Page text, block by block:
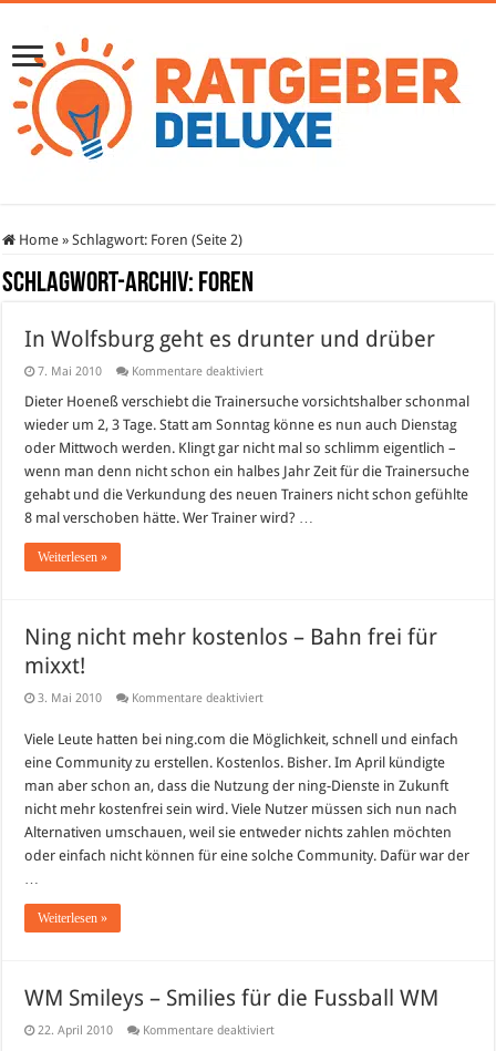
Home » Schlagwort: Foren (Seite 2)
Schlagwort-Archiv: Foren
In Wolfsburg geht es drunter und drüber
7. Mai 2010 Kommentare deaktiviertfür
Wolfsburg
es
drunter
und
drüber
Dieter Hoeneß verschiebt die Trainersuche vorsichtshalber schonmal
wieder um 2, 3 Tage. Statt am Sonntag könne es nun auch Dienstag
oder Mittwoch werden. Klingt gar nicht mal so schlimm eigentlich –
wenn man denn nicht schon ein halbes Jahr Zeit für die Trainersuche
gehabt und die Verkundung des neuen Trainers nicht schon gefühlte
8 mal verschoben hätte. Wer Trainer wird? …
Weiterlesen »
Ning nicht mehr kostenlos – Bahn frei für
mixxt!
3. Mai 2010 Kommentare deaktiviertfür
mehr
kostenlos
–
Bahn
frei
für
mixxt!
Viele Leute hatten bei ning.com die Möglichkeit, schnell und einfach
eine Community zu erstellen. Kostenlos. Bisher. Im April kündigte
man aber schon an, dass die Nutzung der ning-Dienste in Zukunft
nicht mehr kostenfrei sein wird. Viele Nutzer müssen sich nun nach
Alternativen umschauen, weil sie entweder nichts zahlen möchten
oder einfach nicht können für eine solche Community. Dafür war der
…
Weiterlesen »
WM Smileys – Smilies für die Fussball WM
22. April 2010 Kommentare deaktiviertfür